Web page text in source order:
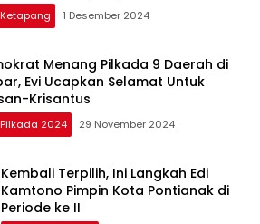
1 Desember 2024
Menang Pilkada 9 Daerah di
Evi Ucapkan Selamat Untuk
Krisantus
2024 29 November 2024
Kembali Terpilih, Ini Langkah Edi
Kamtono Pimpin Kota Pontianak di
Periode ke II